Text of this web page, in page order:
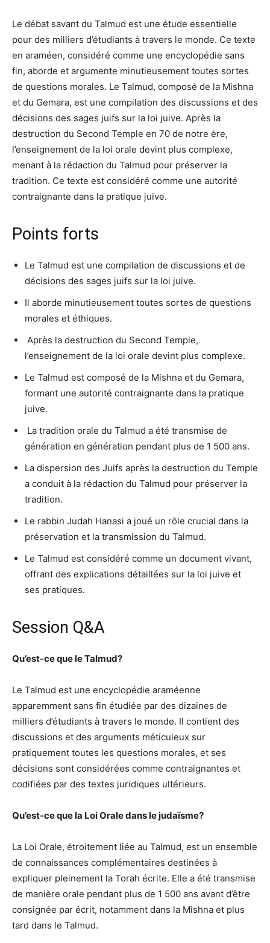
Le débat savant du Talmud est une étude essentielle
pour des milliers d’étudiants à travers le monde. Ce texte
en araméen, considéré comme une encyclopédie sans
fin, aborde et argumente minutieusement toutes sortes
de questions morales. Le Talmud, composé de la Mishna
et du Gemara, est une compilation des discussions et des
décisions des sages juifs sur la loi juive. Après la
destruction du Second Temple en 70 de notre ère,
l’enseignement de la loi orale devint plus complexe,
menant à la rédaction du Talmud pour préserver la
tradition. Ce texte est considéré comme une autorité
contraignante dans la pratique juive.
Points forts
Le Talmud est une compilation de discussions et de
décisions des sages juifs sur la loi juive.
Il aborde minutieusement toutes sortes de questions
morales et éthiques.
️ Après la destruction du Second Temple,
l’enseignement de la loi orale devint plus complexe.
Le Talmud est composé de la Mishna et du Gemara,
formant une autorité contraignante dans la pratique
juive.
️ La tradition orale du Talmud a été transmise de
génération en génération pendant plus de 1 500 ans.
La dispersion des Juifs après la destruction du Temple
a conduit à la rédaction du Talmud pour préserver la
tradition.
Le rabbin Judah Hanasi a joué un rôle crucial dans la
préservation et la transmission du Talmud.
Le Talmud est considéré comme un document vivant,
offrant des explications détaillées sur la loi juive et
ses pratiques.
Session Q&A
Qu’est-ce que le Talmud?
Le Talmud est une encyclopédie araméenne
apparemment sans fin étudiée par des dizaines de
milliers d’étudiants à travers le monde. Il contient des
discussions et des arguments méticuleux sur
pratiquement toutes les questions morales, et ses
décisions sont considérées comme contraignantes et
codifiées par des textes juridiques ultérieurs.
Qu’est-ce que la Loi Orale dans le judaïsme?
La Loi Orale, étroitement liée au Talmud, est un ensemble
de connaissances complémentaires destinées à
expliquer pleinement la Torah écrite. Elle a été transmise
de manière orale pendant plus de 1 500 ans avant d’être
consignée par écrit, notamment dans la Mishna et plus
tard dans le Talmud.